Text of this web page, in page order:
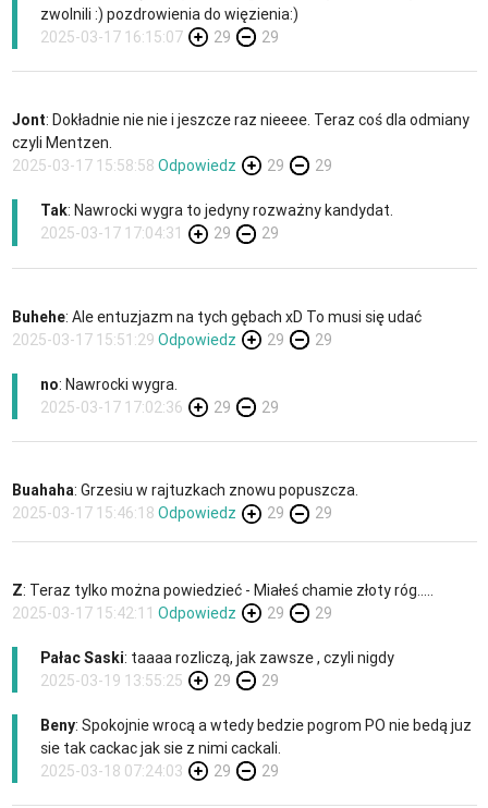
zwolnili :) pozdrowienia do więzienia:)
2025-03-17 16:15:07
29 29
Jont: Dokładnie nie nie i jeszcze raz nieeee. Teraz coś dla odmiany
czyli Mentzen.
2025-03-17 15:58:58 Odpowiedz 29 29
Tak: Nawrocki wygra to jedyny rozważny kandydat.
2025-03-17 17:04:31
29 29
Buhehe: Ale entuzjazm na tych gębach xD To musi się udać
2025-03-17 15:51:29 Odpowiedz 29 29
no: Nawrocki wygra.
2025-03-17 17:02:36
29 29
Buahaha: Grzesiu w rajtuzkach znowu popuszcza.
2025-03-17 15:46:18 Odpowiedz 29 29
Z: Teraz tylko można powiedzieć - Miałeś chamie złoty róg.....
2025-03-17 15:42:11 Odpowiedz 29 29
Pałac Saski: taaaa rozliczą, jak zawsze , czyli nigdy
2025-03-19 13:55:25
29 29
Beny: Spokojnie wrocą a wtedy bedzie pogrom PO nie bedą juz
sie tak cackac jak sie z nimi cackali.
2025-03-18 07:24:03
29 29